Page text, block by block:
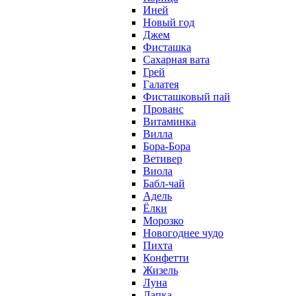
Иней
Новый год
Джем
Фисташка
Сахарная вата
Грей
Галатея
Фисташковый пай
Прованс
Витаминка
Вилла
Бора-Бора
Ветивер
Виола
Бабл-чай
Адель
Ёлки
Морозко
Новогоднее чудо
Пихта
Конфетти
Жизель
Луна